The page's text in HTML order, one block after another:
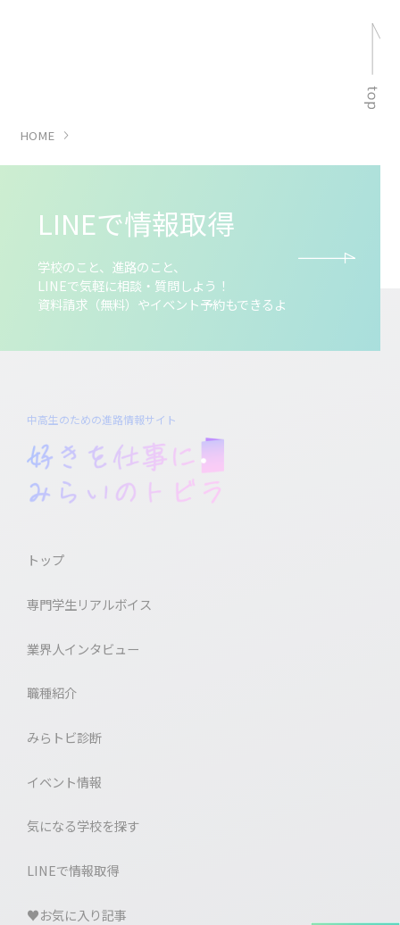
HOME
LINEで情報取得
学校のこと、進路のこと、
LINEで気軽に相談・質問しよう！
資料請求（無料）やイベント予約もできるよ
中高生のための進路情報サイト
トップ
専門学生リアルボイス
業界人インタビュー
職種紹介
みらトビ診断
イベント情報
気になる学校を探す
LINEで情報取得
♥お気に⼊り記事